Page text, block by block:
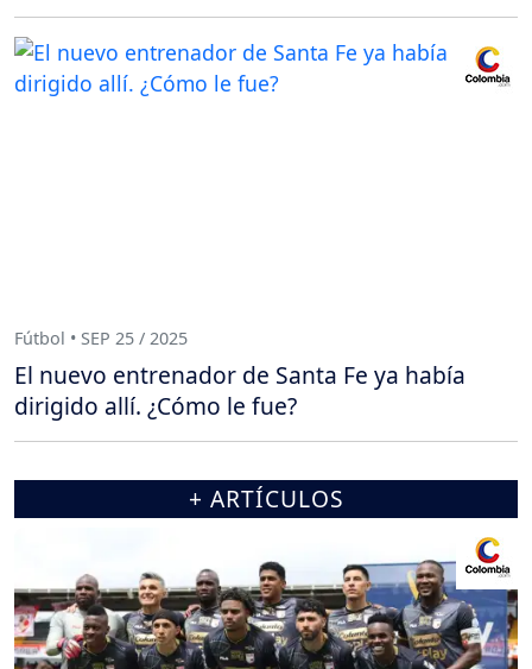
Fútbol • SEP 25 / 2025
El nuevo entrenador de Santa Fe ya había
dirigido allí. ¿Cómo le fue?
+ ARTÍCULOS